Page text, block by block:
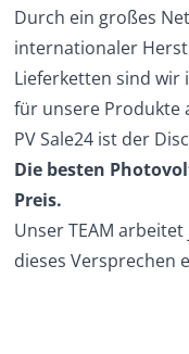
Durch ein großes
internationaler
Lieferketten sind wir
für unsere Produkte
PV Sale24 ist der
Die besten
Preis.
Unser TEAM
dieses Versprechen